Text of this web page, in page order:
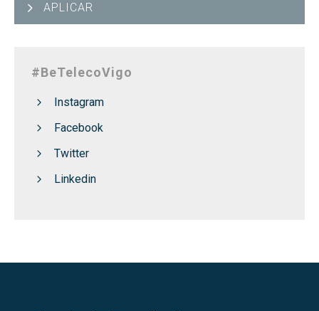
APLICAR
#BeTelecoVigo
Instagram
Facebook
Twitter
Linkedin